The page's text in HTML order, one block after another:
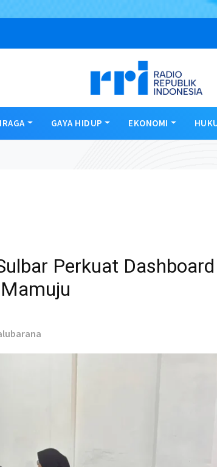
GAYA HIDUP EKONOMI
Perkuat Dashboard